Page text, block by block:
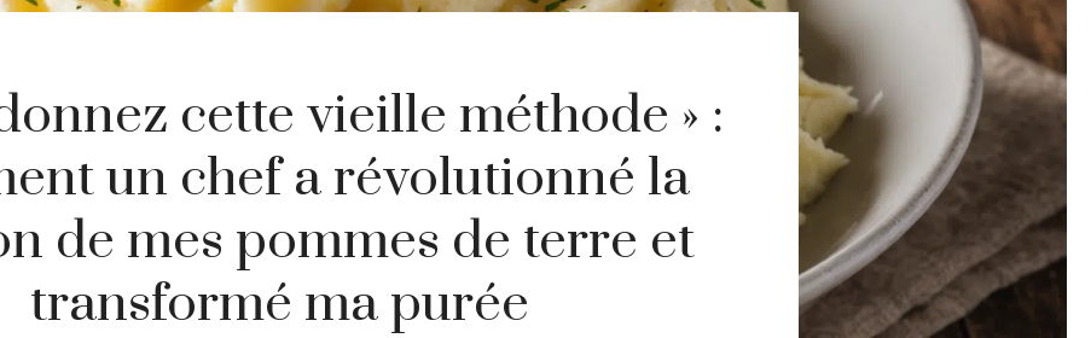
cette vieille méthode » :
un chef a révolutionné la
de mes pommes de terre et
transformé ma purée